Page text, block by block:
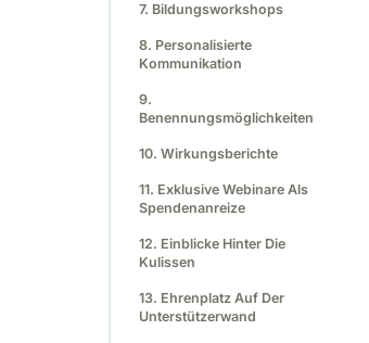
7. Bildungsworkshops
8. Personalisierte
Kommunikation
9.
Benennungsmöglichkeiten
10. Wirkungsberichte
11. Exklusive Webinare Als
Spendenanreize
12. Einblicke Hinter Die
Kulissen
13. Ehrenplatz Auf Der
Unterstützerwand